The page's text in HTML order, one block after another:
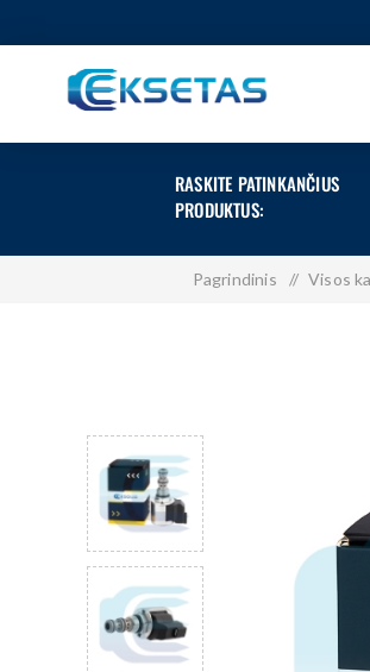
RASKITE PATINKANČIUS
PRODUKTUS:
Pagrindinis / Visos